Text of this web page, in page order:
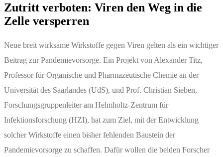
Zutritt verboten: Viren den Weg in die
Zelle versperren
Neue breit wirksame Wirkstoffe gegen Viren gelten als ein wichtiger
Beitrag zur Pandemievorsorge. Ein Projekt von Alexander Titz,
Professor für Organische und Pharmazeutische Chemie an der
Universität des Saarlandes (UdS), und Prof. Christian Sieben,
Forschungsgruppenleiter am Helmholtz-Zentrum für
Infektionsforschung (HZI), hat zum Ziel, mit der Entwicklung
solcher Wirkstoffe einen bisher fehlenden Baustein der
Pandemievorsorge zu schaffen. Dafür wollen die beiden Forscher